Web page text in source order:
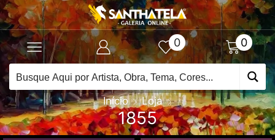
0 0
Início Loja
1855